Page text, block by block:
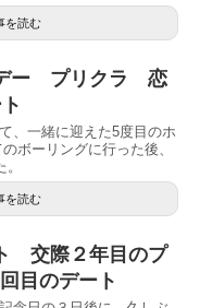
を読む
ー プリクラ 恋
、一緒に迎えた5度目のホ
ボーリングに行った後、
を読む
交際２年目のプ
目のデート